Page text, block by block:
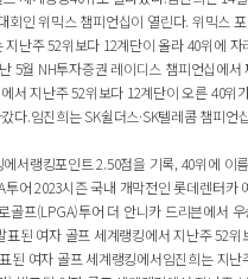
인 위믹스 챔피언십이 열린다. 위믹스
난주 52위보다 12계단이 올라 40위에 자
5월 NH투자증권 레이디스 챔피언십에서
지난주 52위보다 12계단이 오른 40위
다.임진희는 SK쉴더스·SK텔레콤 챔피언
서랭킹포인트 2.50점을 기록, 40위에 이
어 2023시즌 국내 개막전인 롯데렌터카
프(LPGA)투어 더 안니카 드리븐에서
된 여자 골프 세계랭킹에서 지난주 52위
여자 골프 세계랭킹에서임진희는 지난